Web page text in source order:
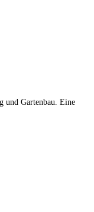
und Gartenbau. Eine